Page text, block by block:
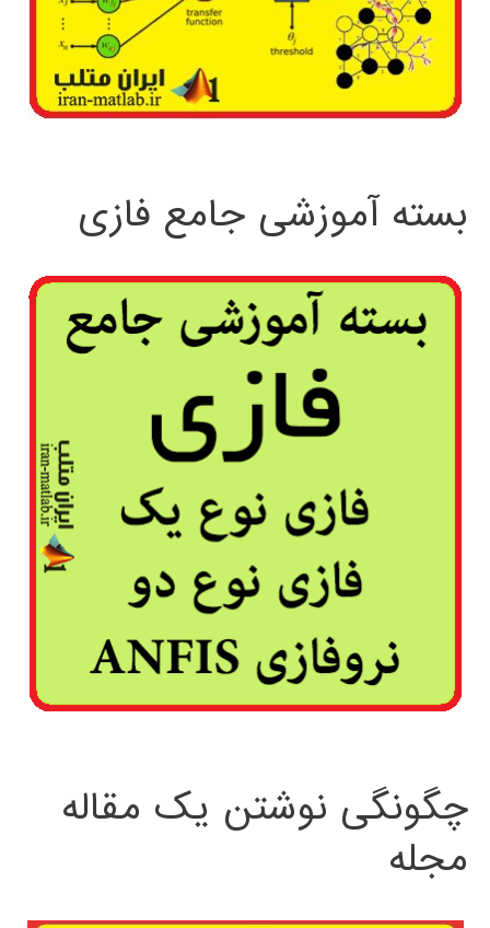
بسته آموزشی جامع فازی
چگونگی نوشتن یک مقاله
مجله